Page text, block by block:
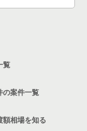
覧
一覧
覧
の案件一覧
額相場を知る